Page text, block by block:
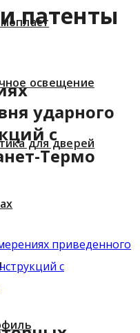
освещение
для дверей
патенты
ударного
с
Термо
приведенного
с